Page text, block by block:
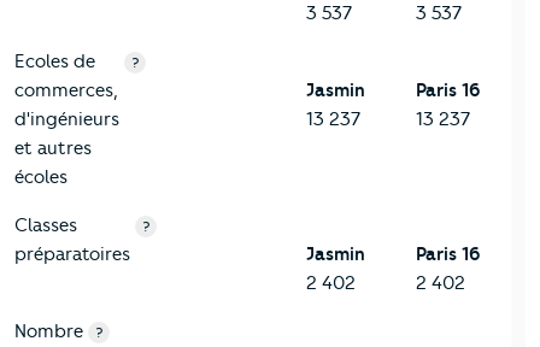
3 537
3 537
Ecoles de
commerces,
d'ingénieurs
et autres
écoles
?
Jasmin
13 237
Paris 16
13 237
Classes
préparatoires
?
Jasmin
2 402
Paris 16
2 402
Nombre
?